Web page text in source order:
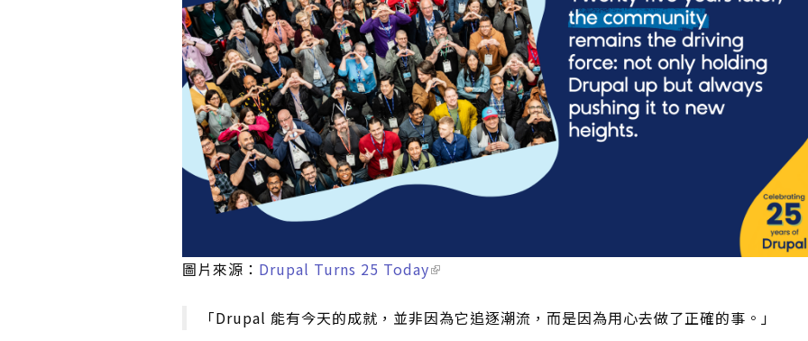
圖片來源： Drupal Turns 25 Today
「Drupal 能有今天的成就，並非因為它追逐潮流，而是因為用心去做了正確的事。」